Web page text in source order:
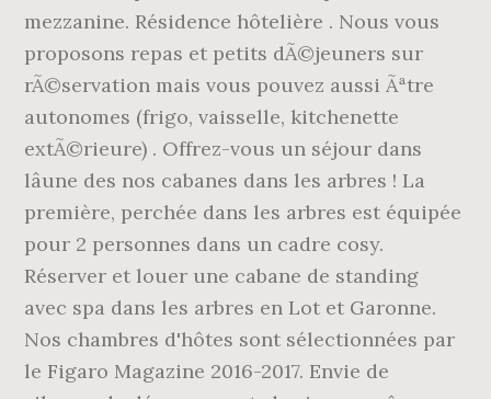
mezzanine. Résidence hôtelière . Nous vous
proposons repas et petits dÃ©jeuners sur
rÃ©servation mais vous pouvez aussi Ãªtre
autonomes (frigo, vaisselle, kitchenette
extÃ©rieure) . Offrez-vous un séjour dans
lâune des nos cabanes dans les arbres ! La
première, perchée dans les arbres est équipée
pour 2 personnes dans un cadre cosy.
Réserver et louer une cabane de standing
avec spa dans les arbres en Lot et Garonne.
Nos chambres d'hôtes sont sélectionnées par
le Figaro Magazine 2016-2017. Envie de